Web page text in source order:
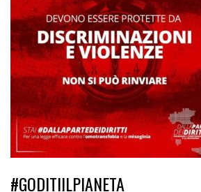
#GODITIILPIANETA